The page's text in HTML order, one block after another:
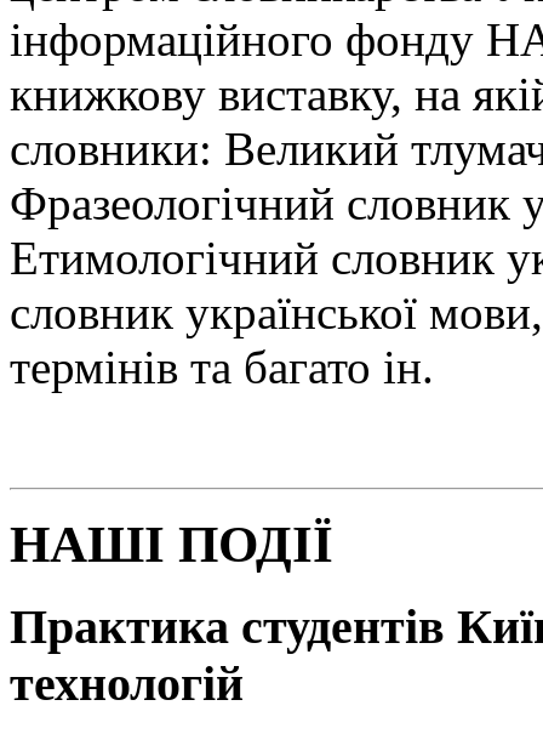
інформаційного фонду
книжкову виставку, на
словники: Великий
Фразеологічний словник
Етимологічний словник
словник української
термінів та багато ін.
НАШІ ПОДІЇ
Практика студентів
технологій